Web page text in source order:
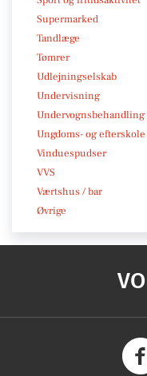
Supermarked
Tandlæge
Tømrer
Udlejningselskab
Undervisning
Undervognsbehandling
Ungdoms- og efterskole
Vinduespudser
VVS
Værtshus / bar
Øvrige